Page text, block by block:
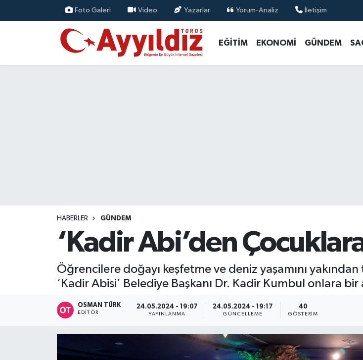
Foto Galeri Video Yazarlar Yorum-Analiz İletişim
EĞİTİM EKONOMİ GÜNDEM
HABERLER GÜNDEM
‘Kadir Abi’den
Öğrencilere doğayı keşfetme ve deniz yaşamını yakından
‘Kadir Abisi’ Belediye Başkanı Dr. Kadir Kumbul onlara
OSMAN TÜRK
EDITÖR
24.05.2024 - 19:07
YAYINLANMA
24.05.2024 - 19:17
GÜNCELLEME
40
GÖSTERIM